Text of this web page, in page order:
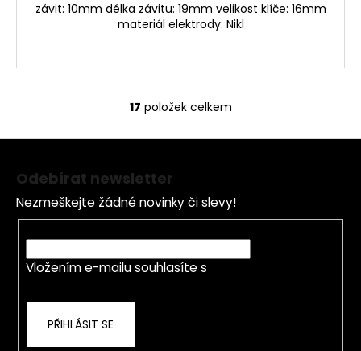
závit: 10mm délka závitu: 19mm velikost klíče: 16mm
materiál elektrody: Nikl
O
v
a
c
í
p
r
17 položek celkem
Odebírat newsletter
Nezmeškejte žádné novinky či slevy!
Vložením e-mailu souhlasíte s
PŘIHLÁSIT SE